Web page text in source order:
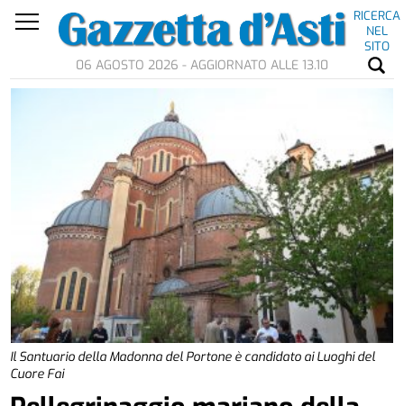
RICERCA
NEL
SITO
06 AGOSTO 2026 - AGGIORNATO ALLE 13.10
Il Santuario della Madonna del Portone è candidato ai Luoghi del
Cuore Fai